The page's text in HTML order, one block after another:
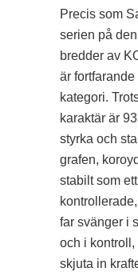
Precis som
serien på
bredder av
är
kategori.
karaktär är
styrka och
grafen,
stabilt som
far svänger i
och i kontroll,
skjuta in